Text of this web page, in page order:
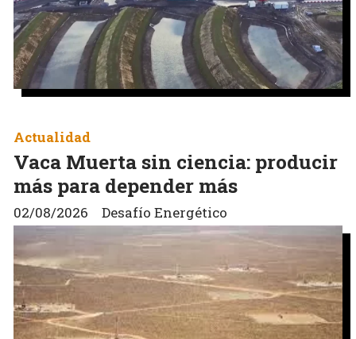
Vaca Muerta sin ciencia: producir
más para depender más
Desafío Energético
Actualidad
02/08/2026